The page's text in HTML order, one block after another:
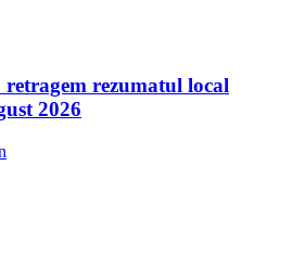
rezumatul local
2026